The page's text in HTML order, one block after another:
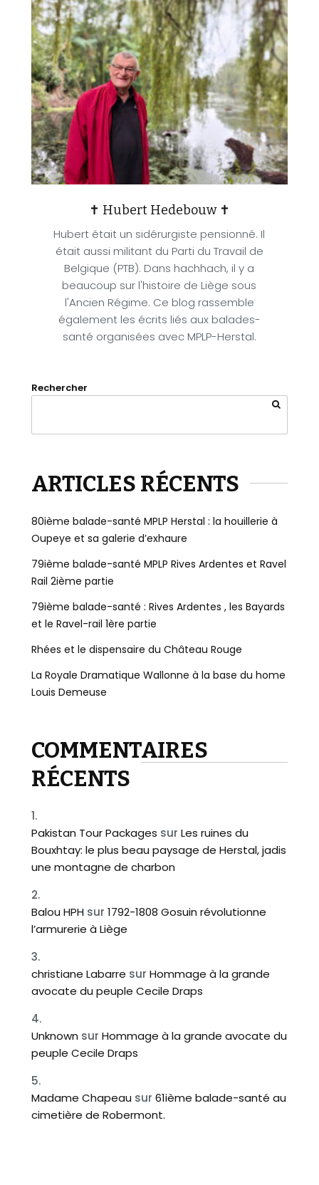
✝ Hubert Hedebouw ✝
Hubert était un sidérurgiste pensionné. Il
était aussi militant du Parti du Travail de
Belgique (PTB). Dans hachhach, il y a
beaucoup sur l'histoire de Liège sous
l'Ancien Régime. Ce blog rassemble
également les écrits liés aux balades-
santé organisées avec MPLP-Herstal.
Rechercher
ARTICLES RÉCENTS
80ième balade-santé MPLP Herstal : la houillerie à
Oupeye et sa galerie d’exhaure
79ième balade-santé MPLP Rives Ardentes et Ravel
Rail 2ième partie
79ième balade-santé : Rives Ardentes , les Bayards
et le Ravel-rail 1ère partie
Rhées et le dispensaire du Château Rouge
La Royale Dramatique Wallonne à la base du home
Louis Demeuse
COMMENTAIRES
RÉCENTS
Pakistan Tour Packages sur Les ruines du
Bouxhtay: le plus beau paysage de Herstal, jadis
une montagne de charbon
Balou HPH sur 1792-1808 Gosuin révolutionne
l’armurerie à Liège
christiane Labarre sur Hommage à la grande
avocate du peuple Cecile Draps
Unknown sur Hommage à la grande avocate du
peuple Cecile Draps
Madame Chapeau sur 61ième balade-santé au
cimetière de Robermont.